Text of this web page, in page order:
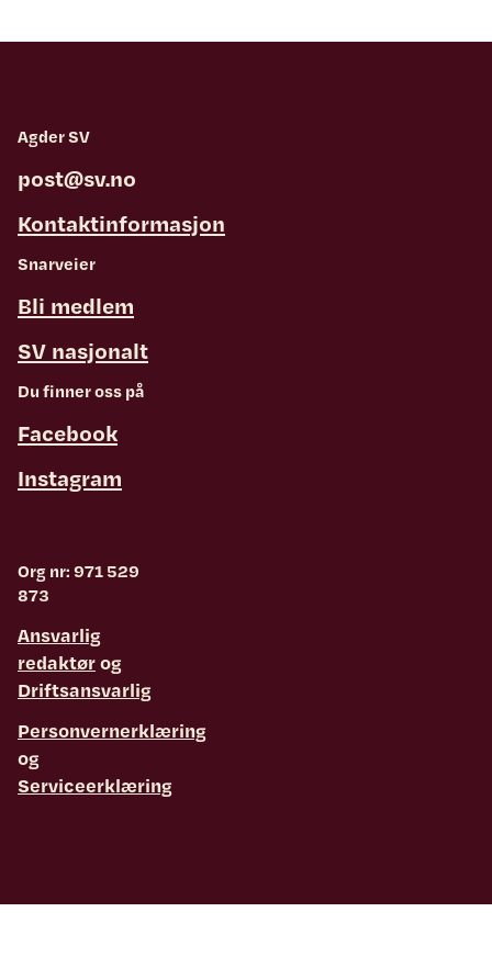
Agder SV
post@sv.no
Kontaktinformasjon
Snarveier
Bli medlem
SV nasjonalt
Du finner oss på
Facebook
Instagram
Org nr: 971 529
873
Ansvarlig
redaktørog
Driftsansvarlig
Personvernerklæring
og
Serviceerklæring